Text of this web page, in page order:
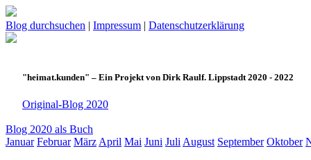
Blog durchsuchen | Impressum | Datenschutzerklärung
"heimat.kunden" – Ein Projekt von Dirk Raulf. Lippstadt 2020 - 2022
Original-Blog 2020
Blog 2020 als Buch
Januar Februar März April Mai Juni Juli August September Oktober